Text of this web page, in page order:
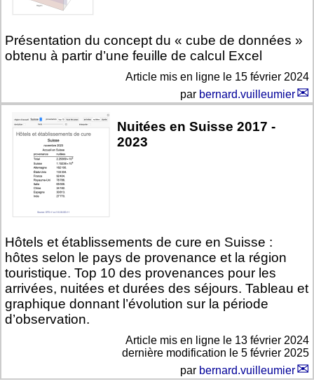
Présentation du concept du « cube de données »
obtenu à partir d’une feuille de calcul Excel
Article mis en ligne le 15 février 2024
par bernard.vuilleumier
Nuitées en Suisse 2017 -
2023
Hôtels et établissements de cure en Suisse :
hôtes selon le pays de provenance et la région
touristique. Top 10 des provenances pour les
arrivées, nuitées et durées des séjours. Tableau et
graphique donnant l’évolution sur la période
d’observation.
Article mis en ligne le 13 février 2024
dernière modification le 5 février 2025
par bernard.vuilleumier